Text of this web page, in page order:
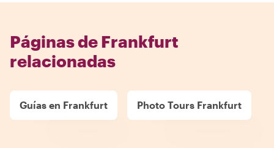
Páginas de Frankfurt
relacionadas
Guías en Frankfurt Photo Tours Frankfurt